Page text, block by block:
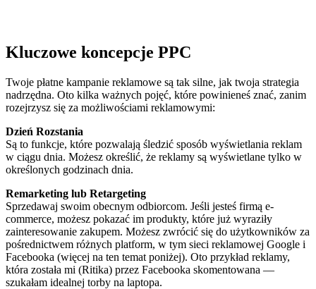
Kluczowe koncepcje PPC
Twoje płatne kampanie reklamowe są tak silne, jak twoja strategia
nadrzędna. Oto kilka ważnych pojęć, które powinieneś znać, zanim
rozejrzysz się za możliwościami reklamowymi:
Dzień Rozstania
Są to funkcje, które pozwalają śledzić sposób wyświetlania reklam
w ciągu dnia. Możesz określić, że reklamy są wyświetlane tylko w
określonych godzinach dnia.
Remarketing lub Retargeting
Sprzedawaj swoim obecnym odbiorcom. Jeśli jesteś firmą e-
commerce, możesz pokazać im produkty, które już wyraziły
zainteresowanie zakupem. Możesz zwrócić się do użytkowników za
pośrednictwem różnych platform, w tym sieci reklamowej Google i
Facebooka (więcej na ten temat poniżej). Oto przykład reklamy,
która została mi (Ritika) przez Facebooka skomentowana —
szukałam idealnej torby na laptopa.